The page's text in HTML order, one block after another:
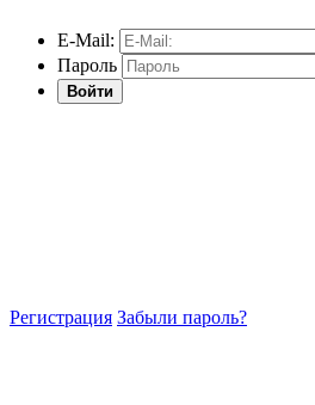
E-Mail:
Пароль
Войти
Регистрация Забыли пароль?